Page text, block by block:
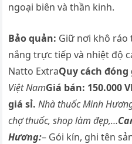
ngoại biên và thần kinh.
Bảo quản: Giữ nơi khô ráo
nắng trực tiếp và nhiệt độ
Natto ExtraQuy cách đóng
Việt NamGiá bán: 150.000
giá sỉ. Nhà thuốc Minh
chợ thuốc, shop làm đẹp,…
Hương:– Gói kín, ghi tên